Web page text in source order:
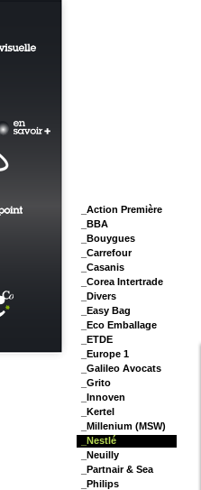
_Action Première
_BBA
_Bouygues
_Carrefour
_Casanis
_Corea Intertrade
_Divers
_Easy Bag
_Eco Emballage
_ETDE
_Europe 1
_Galileo Avocats
_Grito
_Innoven
_Kertel
_Millenium (MSW)
_Nestlé
_Neuilly
_Partnair & Sea
_Philips